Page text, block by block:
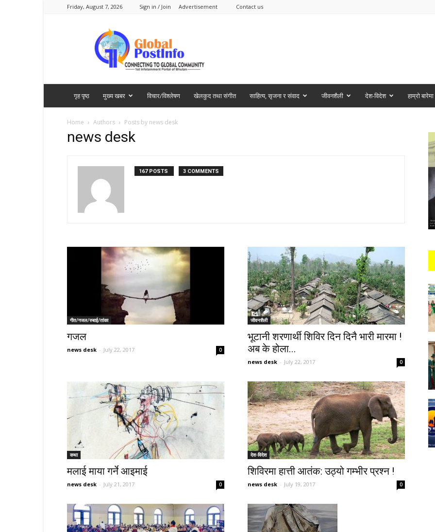
Friday, August 7, 2026 Sign in / Join Advertisement Contact us
Global
PostInfo
गृह पृष्ठ मुख्य खबर विचार/विश्लेषण खेलकुद तथा संगीत साहित्य, सृजना र संवाद जीवनशैली देश-विदेश हाम्रो बारेमा
Home Authors Posts by news desk
news desk
167 POSTS 3 COMMENTS
गीत/गजल/रुबाई/तांका
गजल
news desk - July 22, 2017 0
जीवनशैली
भूटानी शरणार्थी शिविर दिन दिनै भारी मारमा !
अब के होला...
news desk - July 22, 2017 0
कथा
मलाई माया गर्ने आइमाई
news desk - July 21, 2017 0
देश-विदेश
शिविरमा हात्ती आतंक: उठ्यो गम्भीर प्रश्न !
news desk - July 19, 2017 0